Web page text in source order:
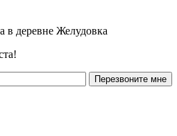
в деревне Желудовка
Перезвоните мне